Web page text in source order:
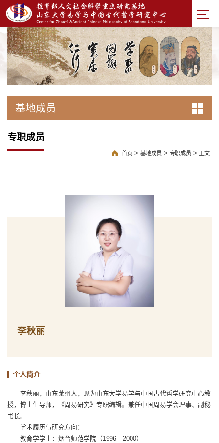
基地成员
专职成员
首页 > 基地成员 > 专职成员 > 正文
李秋丽
个人简介
李秋丽，山东莱州人，现为山东大学易学与中国古代哲学研究中心教
授，博士生导师，《周易研究》专职编辑。兼任中国周易学会理事、副秘
书长。
学术履历与研究方向：
教育学学士：烟台师范学院（1996—2000）